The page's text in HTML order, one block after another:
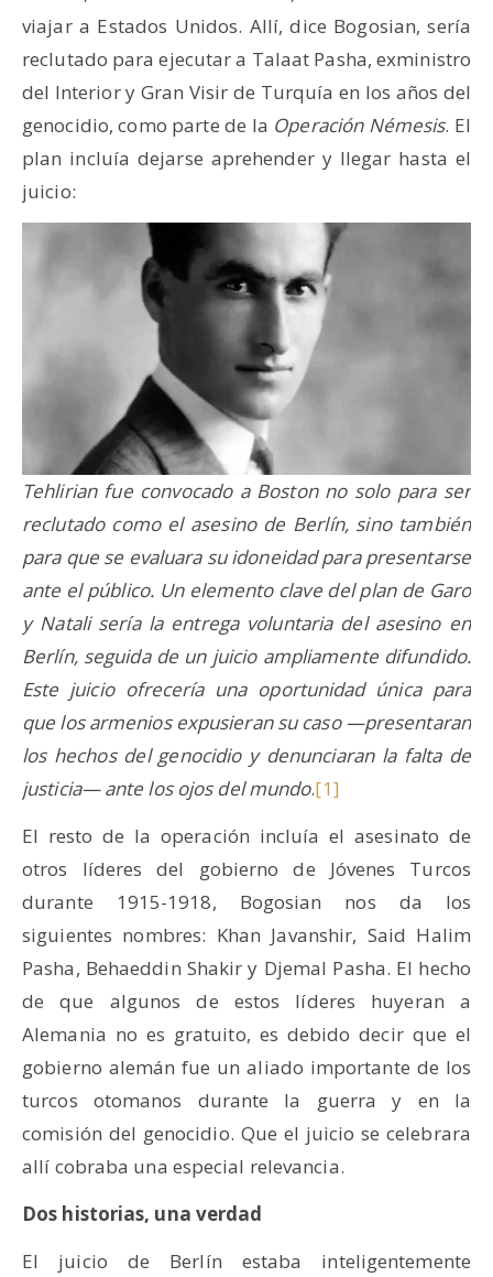
viajar a Estados Unidos. Allí, dice Bogosian, sería
reclutado para ejecutar a Talaat Pasha, exministro
del Interior y Gran Visir de Turquía en los años del
genocidio, como parte de la Operación Némesis. El
plan incluía dejarse aprehender y llegar hasta el
juicio:
Tehlirian fue convocado a Boston no solo para ser
reclutado como el asesino de Berlín, sino también
para que se evaluara su idoneidad para presentarse
ante el público. Un elemento clave del plan de Garo
y Natali sería la entrega voluntaria del asesino en
Berlín, seguida de un juicio ampliamente difundido.
Este juicio ofrecería una oportunidad única para
que los armenios expusieran su caso —presentaran
los hechos del genocidio y denunciaran la falta de
justicia— ante los ojos del mundo.[1]
El resto de la operación incluía el asesinato de
otros líderes del gobierno de Jóvenes Turcos
durante 1915-1918, Bogosian nos da los
siguientes nombres: Khan Javanshir, Said Halim
Pasha, Behaeddin Shakir y Djemal Pasha. El hecho
de que algunos de estos líderes huyeran a
Alemania no es gratuito, es debido decir que el
gobierno alemán fue un aliado importante de los
turcos otomanos durante la guerra y en la
comisión del genocidio. Que el juicio se celebrara
allí cobraba una especial relevancia.
Dos historias, una verdad
El juicio de Berlín estaba inteligentemente